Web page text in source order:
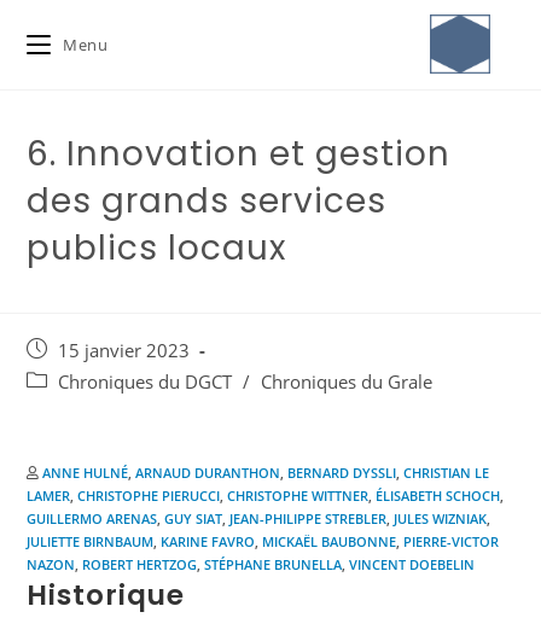
Menu
6. Innovation et gestion
des grands services
publics locaux
15 janvier 2023
Chroniques du DGCT / Chroniques du Grale
ANNE HULNÉ, ARNAUD DURANTHON, BERNARD DYSSLI, CHRISTIAN LE
LAMER, CHRISTOPHE PIERUCCI, CHRISTOPHE WITTNER, ÉLISABETH SCHOCH,
GUILLERMO ARENAS, GUY SIAT, JEAN-PHILIPPE STREBLER, JULES WIZNIAK,
JULIETTE BIRNBAUM, KARINE FAVRO, MICKAËL BAUBONNE, PIERRE-VICTOR
NAZON, ROBERT HERTZOG, STÉPHANE BRUNELLA, VINCENT DOEBELIN
Historique